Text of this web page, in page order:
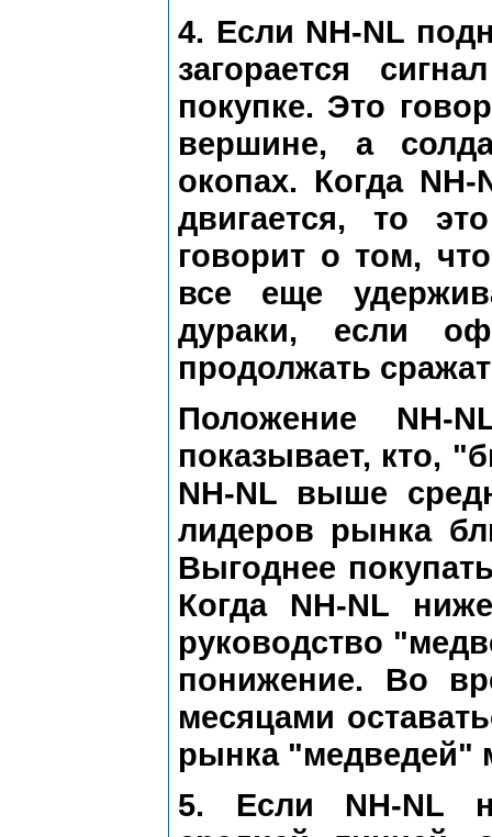
4. Если NH-NL
загорается
покупке. Это
вершине, а
окопах. Когда
двигается, то
говорит о том,
все еще
дураки, если
продолжать
Положение NH-
показывает, кто,
NH-NL выше
лидеров рынка
Выгоднее
Когда NH-NL
руководство
понижение. Во
месяцами
рынка "медведей"
5. Если NH-NL